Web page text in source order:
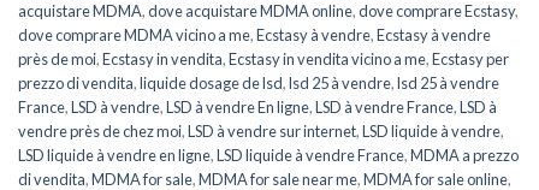
acquistare MDMA,dove acquistare MDMA online,dove comprare Ecstasy,
dove comprare MDMA vicino a me,Ecstasy à vendre,Ecstasy à vendre
près de moi,Ecstasy in vendita,Ecstasy in vendita vicino a me,Ecstasy per
prezzo di vendita,liquide dosage de lsd,lsd 25 à vendre,lsd 25 à vendre
France,LSD à vendre,LSD à vendre En ligne,LSD à vendre France,LSD à
vendre près de chez moi,LSD à vendre sur internet,LSD liquide à vendre,
LSD liquide à vendre en ligne,LSD liquide à vendre France,MDMA a prezzo
di vendita,MDMA for sale,MDMA for sale near me,MDMA for sale online,